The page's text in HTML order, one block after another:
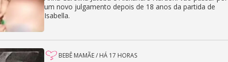
um novo julgamento depois de 18 anos da partida de
Isabella.
BEBÊ MAMÃE/ HÁ 17 HORAS